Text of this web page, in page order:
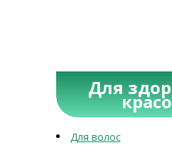
Для
Для волос